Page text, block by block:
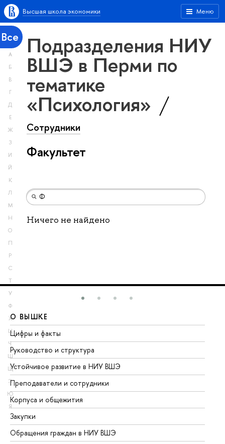
Меню
Высшая школа экономики
Все
А
Б
В
Г
Д
Е
Ж
З
И
Й
К
Л
М
Н
О
П
Р
С
Т
У
Ф
Х
Ц
Ч
Ш
Щ
Э
Ю
Я
Подразделения НИУ
ВШЭ в Перми по
тематике
«Психология»
Сотрудники
Факультет
Ничего не найдено
О ВЫШКЕ
Цифры и факты
Руководство и структура
Устойчивое развитие в НИУ ВШЭ
Преподаватели и сотрудники
Корпуса и общежития
Закупки
Обращения граждан в НИУ ВШЭ